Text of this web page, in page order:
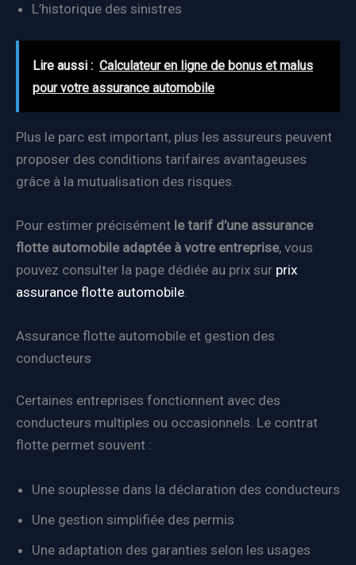
L’historique des sinistres
Lire aussi : Calculateur en ligne de bonus et malus
pour votre assurance automobile
Plus le parc est important, plus les assureurs peuvent
proposer des conditions tarifaires avantageuses
grâce à la mutualisation des risques.
Pour estimer précisément le tarif d’une assurance
flotte automobile adaptée à votre entreprise, vous
pouvez consulter la page dédiée au prix sur prix
assurance flotte automobile
Assurance flotte automobile et gestion des
conducteurs
Certaines entreprises fonctionnent avec des
conducteurs multiples ou occasionnels. Le contrat
flotte permet souvent :
Une souplesse dans la déclaration des conducteurs
Une gestion simplifiée des permis
Une adaptation des garanties selon les usages